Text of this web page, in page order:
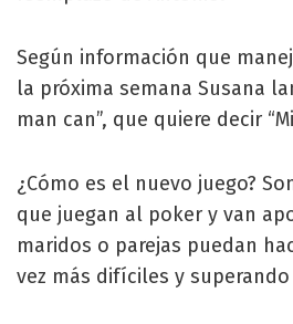
Según información que
la próxima semana Susana
man can”, que quiere decir
¿Cómo es el nuevo juego?
que juegan al poker y van
maridos o parejas puedan
vez más difíciles y